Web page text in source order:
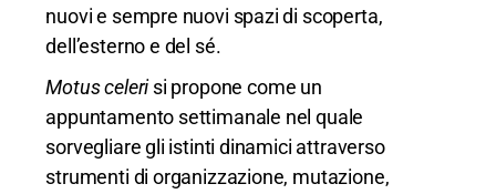
nuovi e sempre nuovi spazi di scoperta,
dell’esterno e del sé.
Motus celerisi propone come un
appuntamento settimanale nel quale
sorvegliare gli istinti dinamici attraverso
strumenti di organizzazione, mutazione,